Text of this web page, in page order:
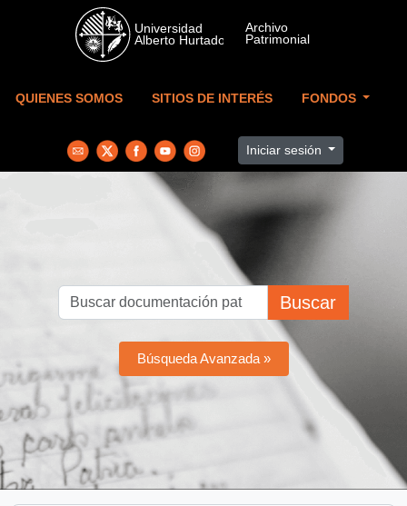
Skip to main content
QUIENES SOMOS SITIOS DE INTERÉS FONDOS
Iniciar sesión
Buscar
Búsqueda Avanzada »